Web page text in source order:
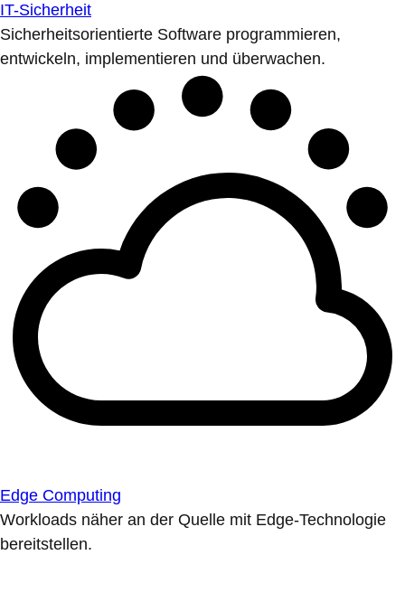
IT-Sicherheit
Sicherheitsorientierte Software programmieren,
entwickeln, implementieren und überwachen.
Edge Computing
Workloads näher an der Quelle mit Edge-Technologie
bereitstellen.